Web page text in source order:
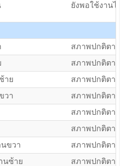
ยังพอใช้งานได้
สภาพปกติตาม
สภาพปกติตาม
าย
สภาพปกติตาม
วา
สภาพปกติตาม
สภาพปกติตาม
สภาพปกติตาม
ขวา
สภาพปกติตาม
นซ้าย
สภาพปกติตาม